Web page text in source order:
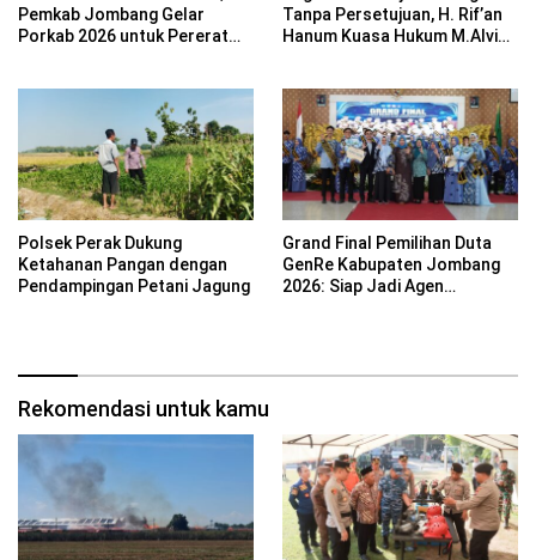
Pemkab Jombang Gelar
Porkab 2026 untuk Pererat
Tanpa Persetujuan, H. Rif’an
Hanum Kuasa Hukum M.Alvin
Polsek Perak Dukung
Ketahanan Pangan dengan
Pendampingan Petani Jagung
Grand Final Pemilihan Duta
GenRe Kabupaten Jombang
2026: Siap Jadi Agen
Rekomendasi untuk kamu